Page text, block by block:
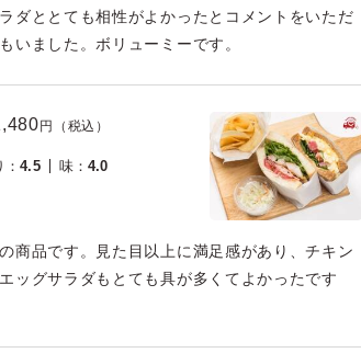
ダととても相性がよかったとコメントをいただ
いました。ボリューミーです。
円（税込）
：4.5 味：4.0
商品です。見た目以上に満足感があり、チキン
ッグサラダもとても具が多くてよかったです